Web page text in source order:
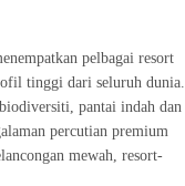
pelbagai resort
tinggi dari seluruh dunia.
pantai indah dan
percutian premium
mewah, resort-